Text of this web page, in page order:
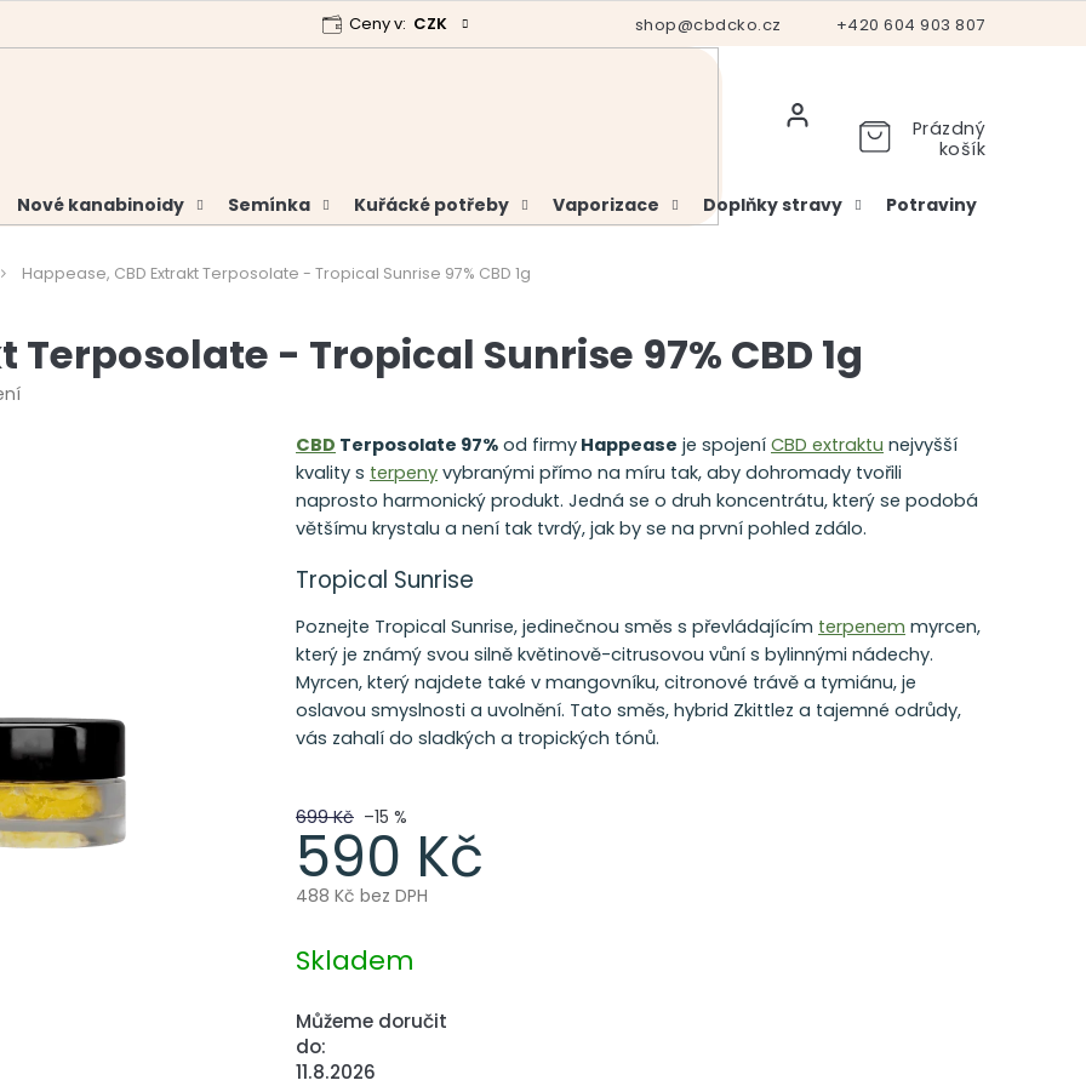
+420 604 903 807
shop@cbdcko.cz
Analýzy a certifikáty Hodnocení obchodu Vrácení a reklamace
Ceny v: CZK
Prázdný
košík
Nové kanabinoidy Semínka Kuřácké potřeby Vaporizace Doplňky stravy Potraviny
Happease, CBD Extrakt Terposolate - Tropical Sunrise 97% CBD 1g
Terposolate - Tropical Sunrise 97% CBD 1g
699 Kč –15 %
590 Kč
488 Kč bez DPH
cena:
Skladem
Můžeme doručit
do:
11.8.2026
CBD Terposolate 97% od firmy Happease je spojení CBD extraktu nejvyšší
kvality s terpeny vybranými přímo na míru tak, aby dohromady tvořili
naprosto harmonický produkt. Jedná se o druh koncentrátu, který se podobá
většímu krystalu a není tak tvrdý, jak by se na první pohled zdálo.
Tropical Sunrise
Poznejte Tropical Sunrise, jedinečnou směs s převládajícím terpenem myrcen,
který je známý svou silně květinově-citrusovou vůní s bylinnými nádechy.
Myrcen, který najdete také v mangovníku, citronové trávě a tymiánu, je
oslavou smyslnosti a uvolnění. Tato směs, hybrid Zkittlez a tajemné odrůdy,
vás zahalí do sladkých a tropických tónů.